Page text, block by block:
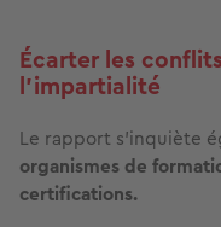
Écarter les
l’impartialité
Le rapport s’inquiète
organismes de
certifications.